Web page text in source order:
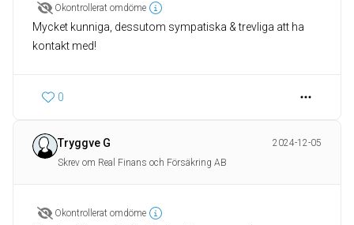
Okontrollerat omdöme
Mycket kunniga, dessutom sympatiska & trevliga att ha
kontakt med!
0
Tryggve G
2024-12-05
Skrev om Real Finans och Försäkring AB
Okontrollerat omdöme